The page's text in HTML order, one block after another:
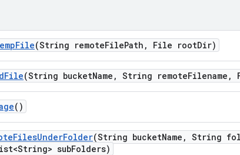
File(String remoteFilePath , File rootDir)
File(String bucketName , String remoteFilename ,
()
FilesUnderFolder(String bucketName , String
subFolders)